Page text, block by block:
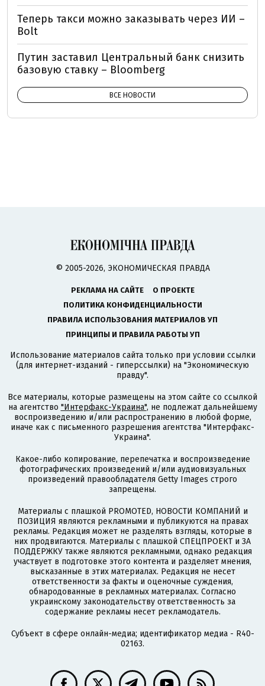
Теперь такси можно заказывать через ИИ –
Bolt
Путин заставил Центральный банк снизить
базовую ставку – Bloomberg
ВСЕ НОВОСТИ
© 2005-2026, ЭКОНОМИЧЕСКАЯ ПРАВДА
РЕКЛАМА НА САЙТЕ
О ПРОЕКТЕ
ПОЛИТИКА КОНФИДЕНЦИАЛЬНОСТИ
ПРАВИЛА ИСПОЛЬЗОВАНИЯ МАТЕРИАЛОВ УП
ПРИНЦИПЫ И ПРАВИЛА РАБОТЫ УП
Использование материалов сайта только при условии ссылки
(для интернет-изданий - гиперссылки) на "Экономическую
правду".
Все материалы, которые размещены на этом сайте со ссылкой
на агентство "Интерфакс-Украина", не подлежат дальнейшему
воспроизведению и/или распространению в любой форме,
иначе как с письменного разрешения агентства "Интерфакс-
Украина".
Какое-либо копирование, перепечатка и воспроизведение
фотографических произведений и/или аудиовизуальных
произведений правообладателя Getty Images строго
запрещены.
Материалы с плашкой PROMOTED, НОВОСТИ КОМПАНИЙ и
ПОЗИЦИЯ являются рекламными и публикуются на правах
рекламы. Редакция может не разделять взгляды, которые в
них продвигаются. Материалы с плашкой СПЕЦПРОЕКТ и ЗА
ПОДДЕРЖКУ также являются рекламными, однако редакция
участвует в подготовке этого контента и разделяет мнения,
высказанные в этих материалах. Редакция не несет
ответственности за факты и оценочные суждения,
обнародованные в рекламных материалах. Согласно
украинскому законодательству ответственность за
содержание рекламы несет рекламодатель.
Субъект в сфере онлайн-медиа; идентификатор медиа - R40-
02163.